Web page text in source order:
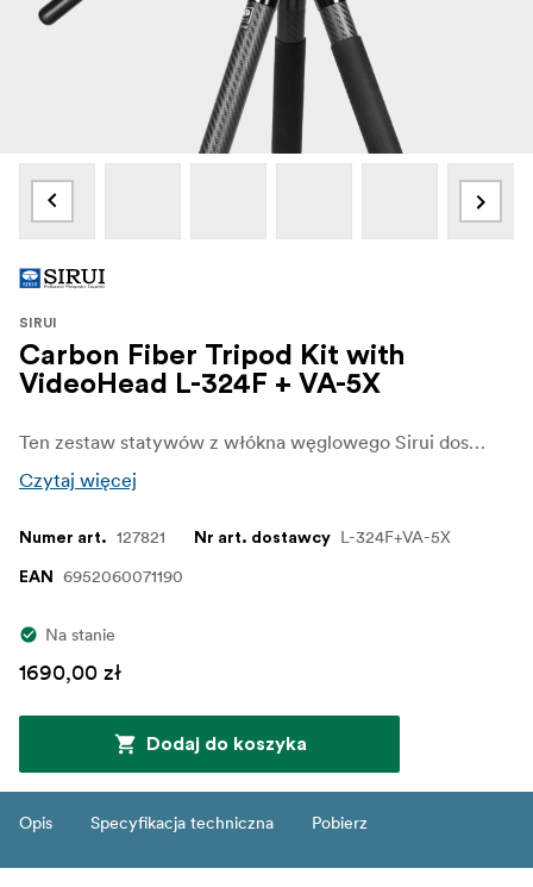
SIRUI
Carbon Fiber Tripod Kit with
VideoHead L-324F + VA-5X
Ten zestaw statywów z włókna węglowego Sirui doskonale nadaje się do lekkich kamer wideo i lunet.
Czytaj więcej
Numer art. 127821 Nr art. dostawcy L-324F+VA-5X
EAN 6952060071190
Na stanie
1690,00 zł
Dodaj do koszyka
Opis Specyfikacja techniczna Pobierz